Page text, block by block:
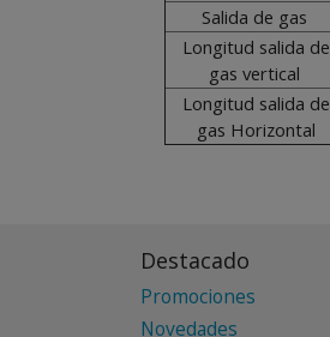
Salida de gas
Longitud salida de
gas vertical
Longitud salida de
gas Horizontal
Destacado
Promociones
Novedades